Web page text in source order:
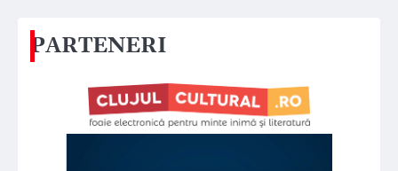
PARTENERI